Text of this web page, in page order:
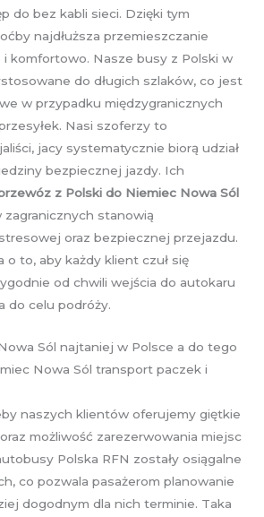
do bez kabli sieci. Dzięki tym
najdłuższa przemieszczanie
i komfortowo. Nasze busy z Polski w
do długich szlaków, co jest
w przypadku międzygranicznych
Nasi szoferzy to
jacy systematycznie biorą udział
bezpiecznej jazdy. Ich
z Polski do Niemiec Nowa Sól
zagranicznych stanowią
oraz bezpiecznej przejazdu.
o to, aby każdy klient czuł się
od chwili wejścia do autokaru
do celu podróży.
Sól najtaniej w Polsce a do tego
Nowa Sól transport paczek i
naszych klientów oferujemy giętkie
możliwość zarezerwowania miejsc
Polska RFN zostały osiągalne
co pozwala pasażerom planowanie
dogodnym dla nich terminie. Taka